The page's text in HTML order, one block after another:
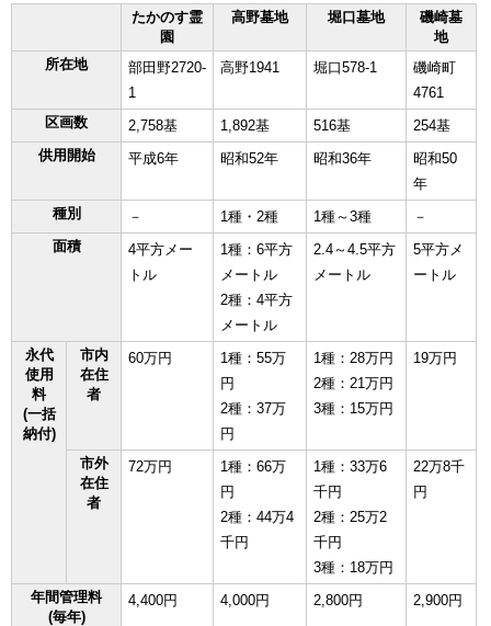
たかのす霊
園
高野墓地 堀口墓地
磯崎墓
地
所在地
部田野2720-
1
高野1941 堀口578-1
磯崎町
4761
区画数
2,758基 1,892基 516基
254基
供用開始
平成6年 昭和52年 昭和36年
昭和50
年
種別
－ 1種・2種 1種～3種
－
面積
4平方メー
トル
1種：6平方
メートル
2種：4平方
メートル
2.4～4.5平方
メートル
5平方メ
ートル
永代
使用
料
(一括
納付)
市内
在住
者
60万円
1種：55万
円
2種：37万
円
1種：28万円
2種：21万円
3種：15万円
19万円
市外
在住
者
72万円
1種：66万
円
2種：44万4
千円
1種：33万6
千円
2種：25万2
千円
3種：18万円
22万8千
円
年間管理料
(毎年)
4,400円 4,000円 2,800円 2,900円